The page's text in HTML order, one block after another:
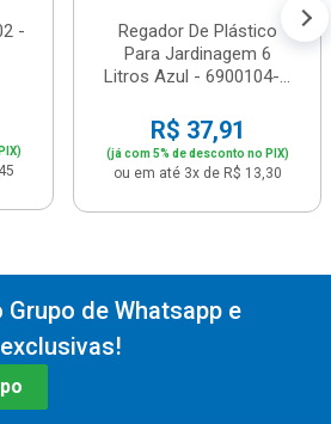
-
Regador De Plástico
Para Jardinagem 6
Litros Azul - 6900104-...
R$ 37,91
(já com 5% de desconto no PIX)
ou em até 3x de R$ 13,30
de Whatsapp e